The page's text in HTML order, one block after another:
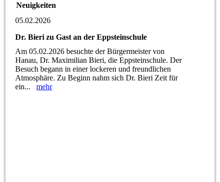
Neuigkeiten
05.02.2026
Dr. Bieri zu Gast an der Eppsteinschule
Am 05.02.2026 besuchte der Bürgermeister von
Hanau, Dr. Maximilian Bieri, die Eppsteinschule. Der
Besuch begann in einer lockeren und freundlichen
Atmosphäre. Zu Beginn nahm sich Dr. Bieri Zeit für
ein...mehr